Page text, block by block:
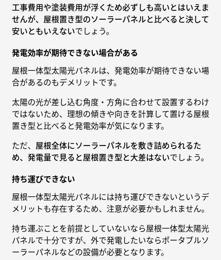
工事費用や塗装費用が浮くため必ずしも高いとはいえま
せんが、屋根置き型のソーラーパネルと比べると決して
安いともいえないでしょう。
発電効率が期待できない場合がある
屋根一体型太陽光パネルは、発電効率が期待できない場
合があるのもデメリットです。
太陽の光が差し込む角度・方角に合わせて設置するわけ
ではないため、理想の傾きや向きを計算して置ける屋根
置き型と比べると発電効率が気になります。
ただ、 屋根全体にソーラーパネルを敷き詰められるた
め、発電量で見ると屋根置き型と大差はないでしょう。
持ち運びできない
屋根一体型太陽光パネルには持ち運びできないというデ
メリットも存在するため、注意が必要かもしれません。
持ち運ぶことを前提としていないなら屋根一体型太陽光
パネルで十分ですが、外で発電したいならポータブルソ
ーラーパネルなどの設備が必要となります。